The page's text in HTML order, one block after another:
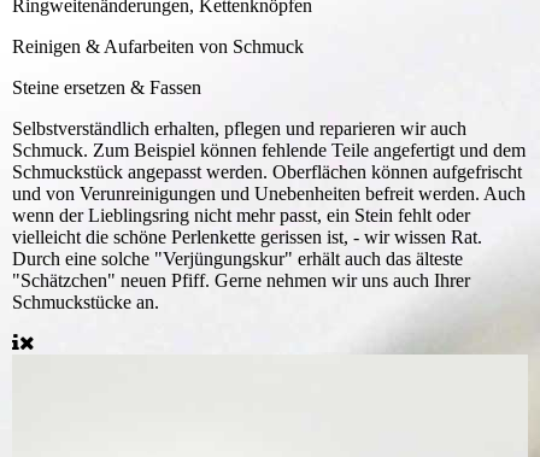
Ringweitenänderungen, Kettenknöpfen
Reinigen & Aufarbeiten von Schmuck
Steine ersetzen & Fassen
Selbstverständlich erhalten, pflegen und reparieren wir auch
Schmuck. Zum Beispiel können fehlende Teile angefertigt und dem
Schmuckstück angepasst werden. Oberflächen können aufgefrischt
und von Verunreinigungen und Unebenheiten befreit werden. Auch
wenn der Lieblingsring nicht mehr passt, ein Stein fehlt oder
vielleicht die schöne Perlenkette gerissen ist, - wir wissen Rat.
Durch eine solche "Verjüngungskur" erhält auch das älteste
"Schätzchen" neuen Pfiff. Gerne nehmen wir uns auch Ihrer
Schmuckstücke an.